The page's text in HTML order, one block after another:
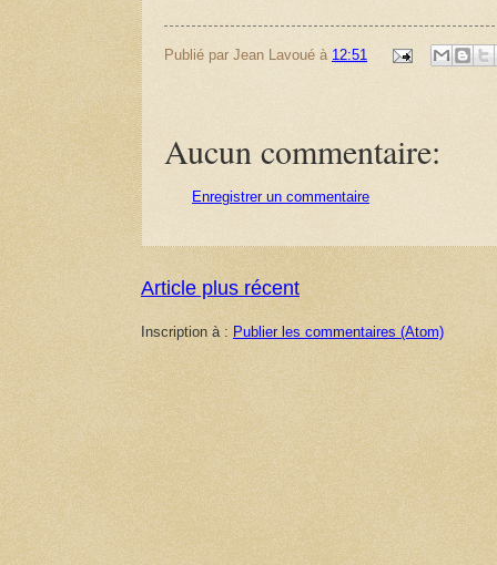
Publié par Jean Lavoué à 12:51
Aucun commentaire:
Enregistrer un commentaire
Article plus récent
Inscription à : Publier les commentaires (Atom)